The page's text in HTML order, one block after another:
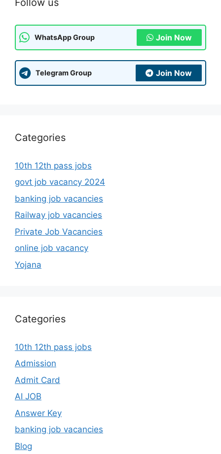
Follow us
WhatsApp Group Join Now
Telegram Group Join Now
Categories
10th 12th pass jobs
govt job vacancy 2024
banking job vacancies
Railway job vacancies
Private Job Vacancies
online job vacancy
Yojana
Categories
10th 12th pass jobs
Admission
Admit Card
AI JOB
Answer Key
banking job vacancies
Blog